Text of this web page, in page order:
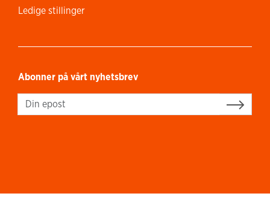
Ledige stillinger
Abonner på vårt nyhetsbrev
Sign up